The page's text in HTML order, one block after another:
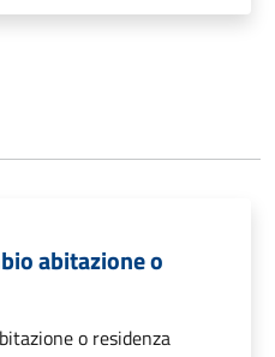
abitazione o
o residenza